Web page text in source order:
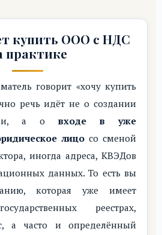
купить ООО с НДС
практике
говорит «хочу купить
речь идёт не о создании
а о входе в уже
лицо со сменой
иногда адреса, КВЭДов
данных. То есть вы
которая уже имеет
реестрах,
а часто и определённый